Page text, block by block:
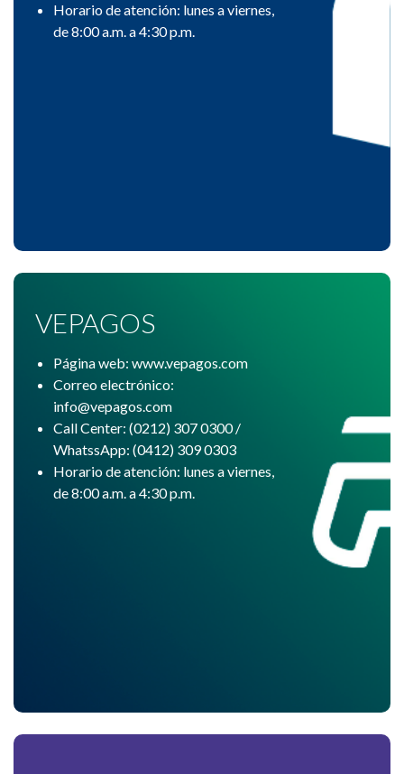
Horario de atención: lunes a viernes,
de 8:00 a.m. a 4:30 p.m.
VEPAGOS
Página web: www.vepagos.com
Correo electrónico:
info@vepagos.com
Call Center: (0212) 307 0300 /
WhatssApp: (0412) 309 0303
Horario de atención: lunes a viernes,
de 8:00 a.m. a 4:30 p.m.